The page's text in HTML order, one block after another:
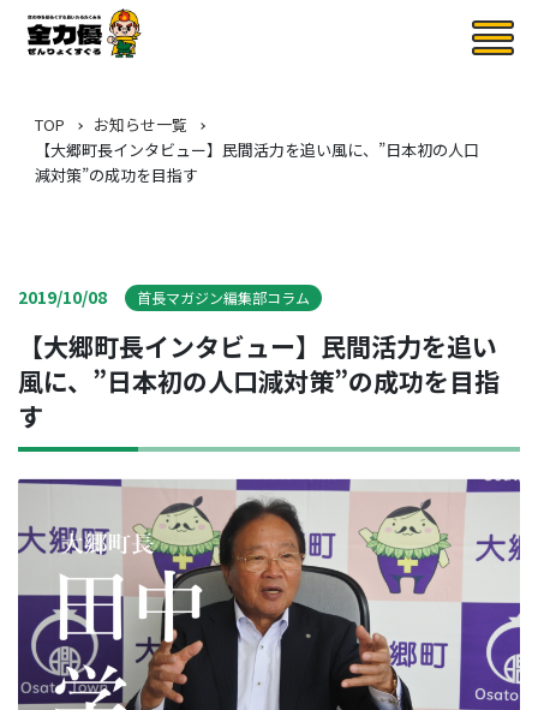
TOP
お知らせ一覧
【大郷町長インタビュー】民間活力を追い風に、”日本初の人口
減対策”の成功を目指す
2019/10/08 首長マガジン編集部コラム
【大郷町長インタビュー】民間活力を追い
風に、”日本初の人口減対策”の成功を目指
す